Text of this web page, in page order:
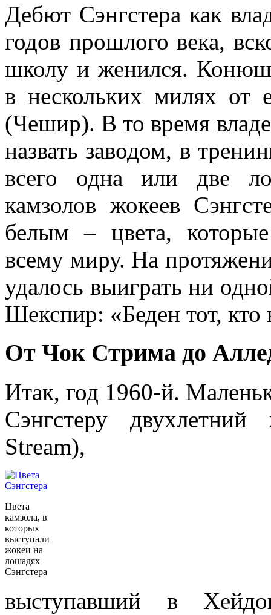
Дебют Сэнгстера как
годов прошлого века,
школу и женился.
в нескольких милях от
(Чешир). В то время
назвать заводом, в
всего одна или две
камзолов жокеев
белым – цвета,
всему миру. На
удалось выиграть ни
Шекспир: «Беден тот, кто
От Чок Стрима до
Итак, год 1960-й.
Сэнгстеру
Stream),
Цвета
камзола, в
которых
выступали
жокеи на
лошадях
Сэнгстера
выступавший в